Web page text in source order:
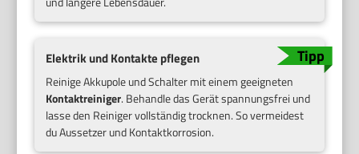
Elektrik und Kontakte pflegen
Reinige Akkupole und Schalter mit einem geeigneten
Kontaktreiniger. Behandle das Gerät spannungsfrei und
lasse den Reiniger vollständig trocknen. So vermeidest
du Aussetzer und Kontaktkorrosion.